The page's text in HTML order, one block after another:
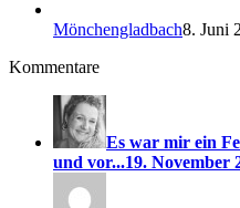
Mönchengladbach8. Juni
Kommentare
Es war mir ein
und vor...19. November